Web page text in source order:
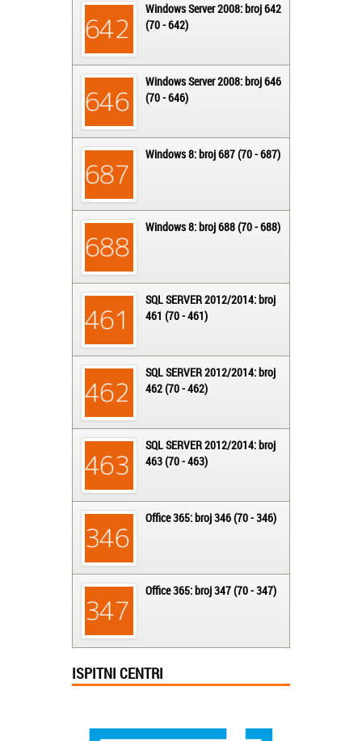
Windows Server 2008: broj 642
(70 - 642)
Windows Server 2008: broj 646
(70 - 646)
Windows 8: broj 687 (70 - 687)
Windows 8: broj 688 (70 - 688)
SQL SERVER 2012/2014: broj
461 (70 - 461)
SQL SERVER 2012/2014: broj
462 (70 - 462)
SQL SERVER 2012/2014: broj
463 (70 - 463)
Office 365: broj 346 (70 - 346)
Office 365: broj 347 (70 - 347)
ISPITNI CENTRI